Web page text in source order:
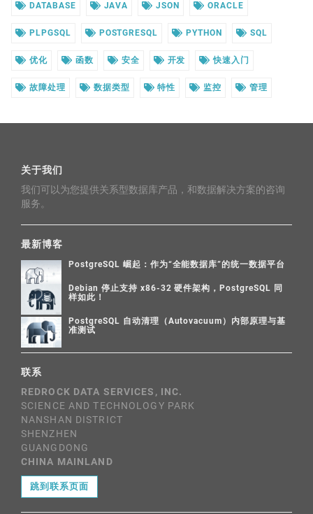
DATABASE JAVA JSON ORACLE
PLPGSQL POSTGRESQL PYTHON SQL
优化 函数 安全 开发 快速入门
故障处理 数据类型 特性 监控 管理
关于我们
我们可以为您提供关系型数据库产品，和数据解决方案的咨询
服务。
最新博客
PostgreSQL 崛起：作为“全能数据库”的统一数据平台
Debian 停止支持 x86-32 硬件架构，PostgreSQL 同
样如此！
PostgreSQL 自动清理（Autovacuum）内部原理与基
准测试
联系
REDROCK DATA SERVICES, INC.
SCIENCE AND TECHNOLOGY PARK
NANSHAN DISTRICT
SHENZHEN
GUANGDONG
CHINA MAINLAND
跳到联系页面